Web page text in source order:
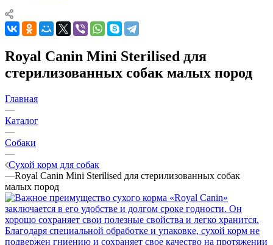
Royal Canin Mini Sterilised для
стерилизованных собак малых пород
Главная
—
Каталог
—
Собаки
—
Сухой корм для собак
—Royal Canin Mini Sterilised для стерилизованных собак
малых пород